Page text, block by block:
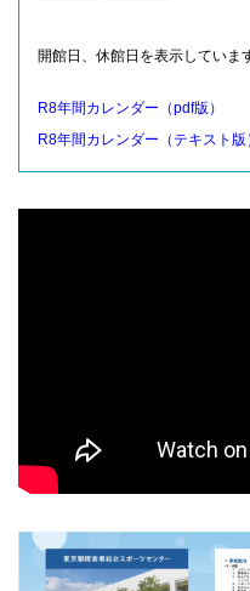
開館日、休館日を表示していま
R8年間カレンダー（pdf版）
R8年間カレンダー（テキスト版